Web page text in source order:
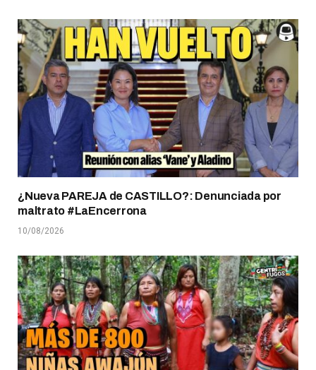
¿Nueva PAREJA de CASTILLO?: Denunciada por
maltrato #LaEncerrona
10/08/2026